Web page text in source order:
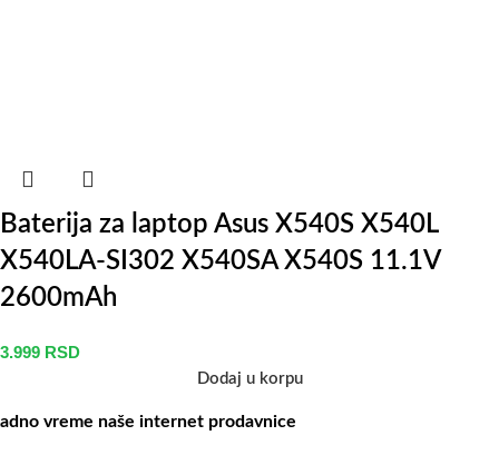
Baterija za laptop Asus X540S X540L
X540LA-SI302 X540SA X540S 11.1V
2600mAh
3.999 RSD
Dodaj u korpu
vreme naše internet prodavnice